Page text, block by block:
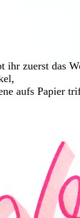
ihr zuerst das
aufs Papier